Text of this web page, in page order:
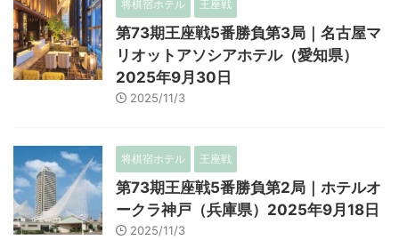
将棋宿ホテル 王座戦
第73期王座戦5番勝負第3局｜名古屋マ
リオットアソシアホテル（愛知県）
2025年9月30日
2025/11/3
将棋宿ホテル 王座戦
第73期王座戦5番勝負第2局｜ホテルオ
ークラ神戸（兵庫県）2025年9月18日
2025/11/3